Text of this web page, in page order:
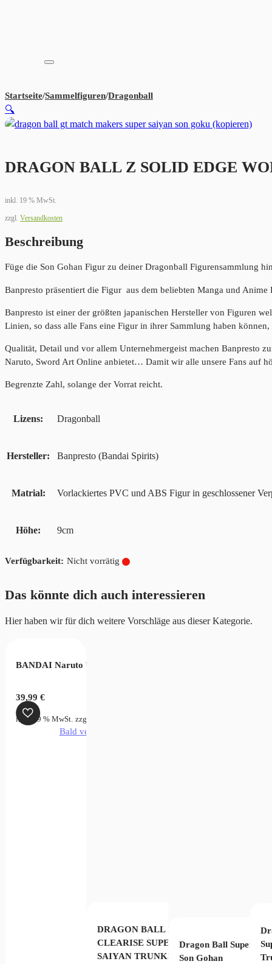
Startseite/Sammelfiguren/Dragonball
DRAGON BALL Z SOLID EDGE
inkl. 19 % MwSt.
zzgl. Versandkosten
Beschreibung
Füge die Son Gohan Figur zu deiner Dragonball Figurensammlung
Banpresto präsentiert die Figur aus dem beliebten Manga und
Banpresto ist einer der größten japanischen Hersteller von Figuren
Linien, so dass alle Fans eine Figur in ihrer Sammlung haben
Qualität, Detail und vor allem Unternehmergeist machen Banpresto
Naruto, Sword Art Online anbietet… Damit wir alle unsere Fans auf
Begrenzte Zahl, solange der Vorrat reicht.
Lizens Dragonball
Hersteller Banpresto (Bandai Spirits)
Matrial Vorlackiertes PVC und ABS Figur in geschlossener
Höhe 9cm
Nicht vorrätig
🔍
Das könnte dich auch interessieren
Hier haben wir für dich weitere Vorschläge aus dieser Kategorie.
Banquet!! – Nami –
Versandkosten Produkt enthält: 16
BANDAI Naruto Uzumaki
39,99€
inkl. 19 % MwSt. zzgl.
Bald verfügbar
DRAGON BALL Z
CLEARISE SUPER
SAIYAN TRUNKS
Dragon Ball Super
Son Gohan